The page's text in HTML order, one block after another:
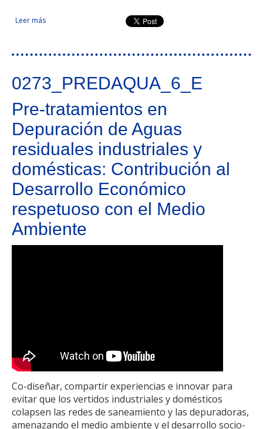
Leer más sobre MarRISK, (Adaptación al cambio climático de la costa
de Galicia y norte de Portugal)
0273_PREDAQUA_6_E
Pre-tratamientos en
Depuración de Aguas
residuales industriales y
domésticas: Contribución al
Desarrollo Económico
respetuoso con el Medio
Ambiente
Co-diseñar, compartir experiencias e innovar para
evitar que los vertidos industriales y domésticos
colapsen las redes de saneamiento y las depuradoras,
amenazando el medio ambiente y el desarrollo socio-